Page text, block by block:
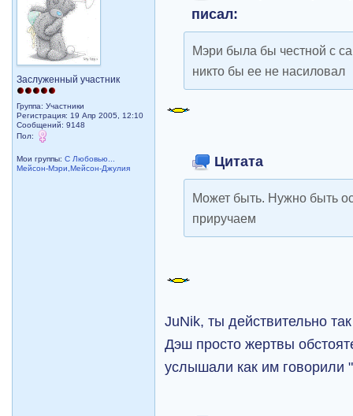
Заслуженный участник
Группа: Участники
Регистрация: 19 Апр 2005, 12:10
Сообщений: 9148
Пол:
Мои группы:С Любовью...
Мейсон-Мэри,Мейсон-Джулия
писал:
Мэри была бы честной с
никто бы ее не насиловал
Цитата
Может быть. Нужно быть
приручаем
JuNik, ты действительно
Дэш просто жертвы
услышали как им